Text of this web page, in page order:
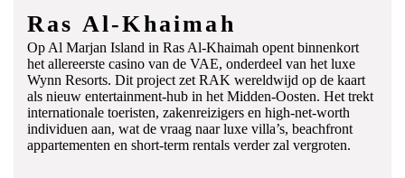
Ras Al-Khaimah
Op Al Marjan Island in Ras Al-Khaimah opent binnenkort
het allereerste casino van de VAE, onderdeel van het luxe
Wynn Resorts. Dit project zet RAK wereldwijd op de kaart
als nieuw entertainment-hub in het Midden-Oosten. Het trekt
internationale toeristen, zakenreizigers en high-net-worth
individuen aan, wat de vraag naar luxe villa’s, beachfront
appartementen en short-term rentals verder zal vergroten.